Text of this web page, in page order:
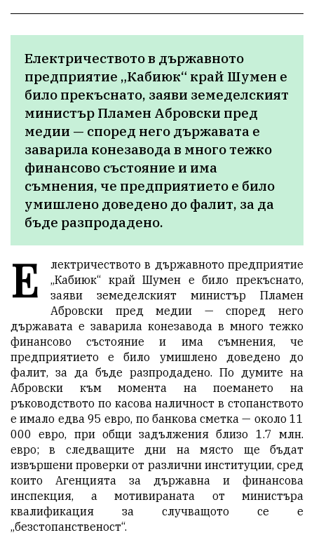
Електричеството в държавното
предприятие „Кабиюк“ край Шумен е
било прекъснато, заяви земеделският
министър Пламен Абровски пред
медии — според него държавата е
заварила конезавода в много тежко
финансово състояние и има
съмнения, че предприятието е било
умишлено доведено до фалит, за да
бъде разпродадено.
Е
лектричеството в държавното предприятие
„Кабиюк“ край Шумен е било прекъснато,
заяви земеделският министър Пламен
Абровски пред медии — според него
държавата е заварила конезавода в много тежко
финансово състояние и има съмнения, че
предприятието е било умишлено доведено до
фалит, за да бъде разпродадено. По думите на
Абровски към момента на поемането на
ръководството по касова наличност в стопанството
е имало едва 95 евро, по банкова сметка — около 11
000 евро, при общи задължения близо 1.7 млн.
евро; в следващите дни на място ще бъдат
извършени проверки от различни институции, сред
които Агенцията за държавна и финансовa
инспекция, а мотивираната от министъра
квалификация за случващото се е
„безстопанственост“.